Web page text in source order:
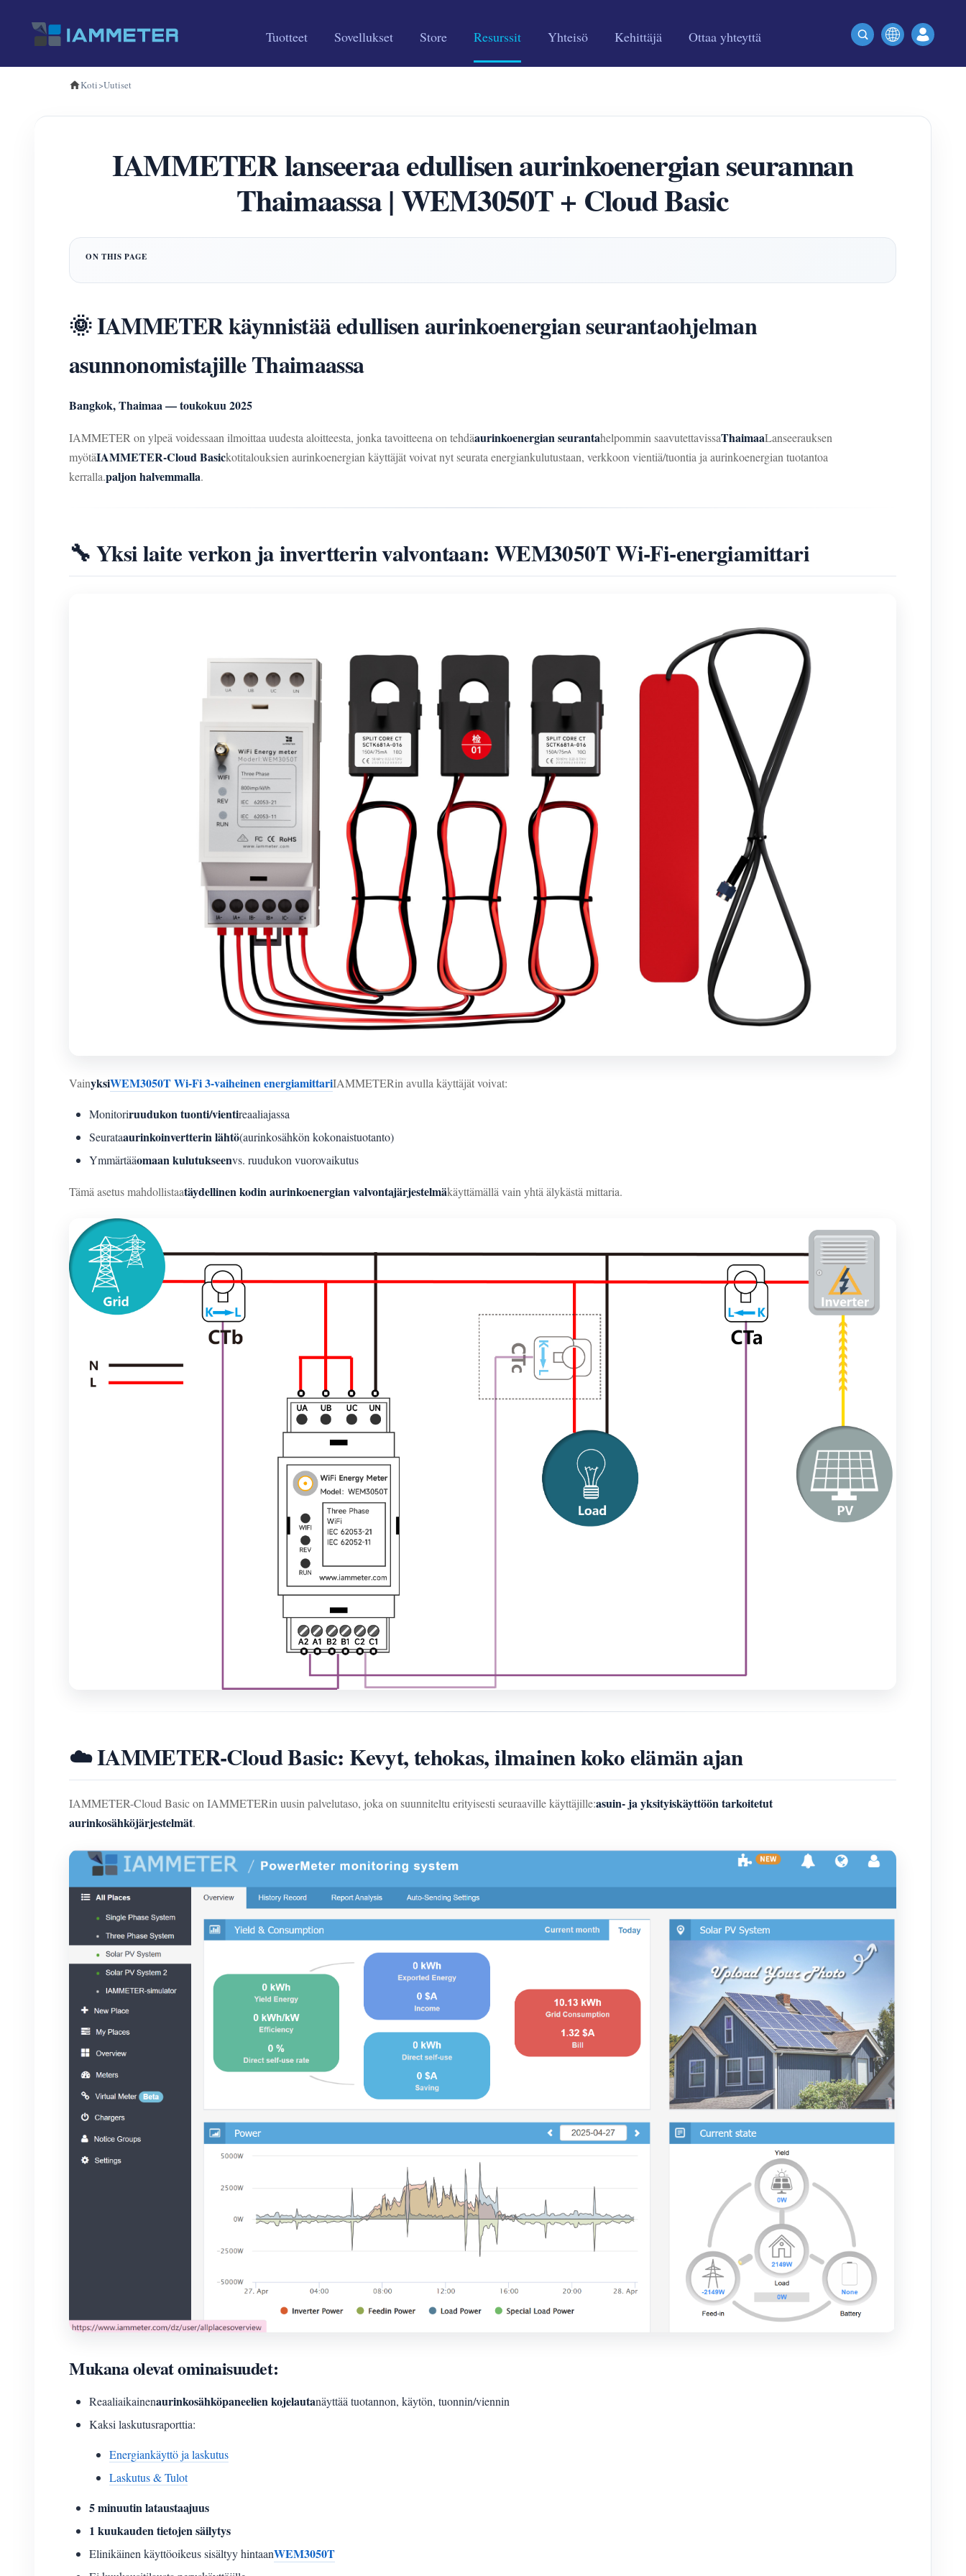
Tuotteet Sovellukset Store Resurssit Yhteisö Kehittäjä Ottaa yhteyttä
Koti>Uutiset
IAMMETER lanseeraa edullisen aurinkoenergian seurannan
Thaimaassa | WEM3050T + Cloud Basic
🌞 IAMMETER käynnistää edullisen aurinkoenergian seurantaohjelman
asunnonomistajille Thaimaassa
Bangkok, Thaimaa — toukokuu 2025
IAMMETER on ylpeä voidessaan ilmoittaa uudesta aloitteesta, jonka tavoitteena on tehdäaurinkoenergian seurantahelpommin saavutettavissaThaimaaLanseerauksen
myötäIAMMETER-Cloud Basickotitalouksien aurinkoenergian käyttäjät voivat nyt seurata energiankulutustaan, verkkoon vientiä/tuontia ja aurinkoenergian tuotantoa
kerralla.paljon halvemmalla.
🔧 Yksi laite verkon ja invertterin valvontaan: WEM3050T Wi-Fi-energiamittari
VainyksiWEM3050T Wi-Fi 3-vaiheinen energiamittariIAMMETERin avulla käyttäjät voivat:
Monitoriruudukon tuonti/vientireaaliajassa
Seurataaurinkoinvertterin lähtö(aurinkosähkön kokonaistuotanto)
Ymmärtääomaan kulutukseenvs. ruudukon vuorovaikutus
Tämä asetus mahdollistaatäydellinen kodin aurinkoenergian valvontajärjestelmäkäyttämällä vain yhtä älykästä mittaria.
☁️ IAMMETER-Cloud Basic: Kevyt, tehokas, ilmainen koko elämän ajan
IAMMETER-Cloud Basic on IAMMETERin uusin palvelutaso, joka on suunniteltu erityisesti seuraaville käyttäjille:asuin- ja yksityiskäyttöön tarkoitetut
aurinkosähköjärjestelmät.
Mukana olevat ominaisuudet:
Reaaliaikainenaurinkosähköpaneelien kojelautanäyttää tuotannon, käytön, tuonnin/viennin
Kaksi laskutusraporttia:
Energiankäyttö ja laskutus
Laskutus & Tulot
5 minuutin lataustaajuus
1 kuukauden tietojen säilytys
Elinikäinen käyttöoikeus sisältyy hintaanWEM3050T